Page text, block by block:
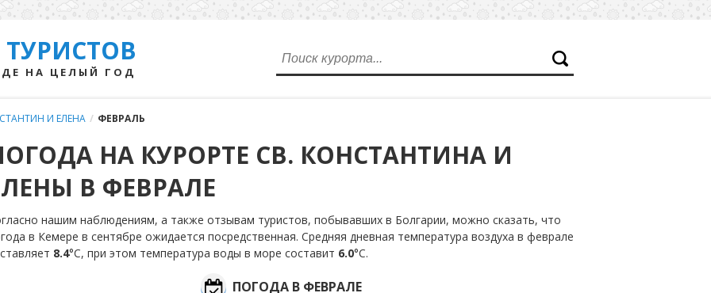
НА ЦЕЛЫЙ ГОД
И ЕЛЕНА / ФЕВРАЛЬ
НА КУРОРТЕ СВ. КОНСТАНТИНА И
В ФЕВРАЛЕ
нашим наблюдениям, а также отзывам туристов, побывавших в Болгарии, можно сказать, что
в Кемере в сентябре ожидается посредственная. Средняя дневная температура воздуха в феврале
8.4°С, при этом температура воды в море составит 6.0°С.
ПОГОДА В ФЕВРАЛЕ